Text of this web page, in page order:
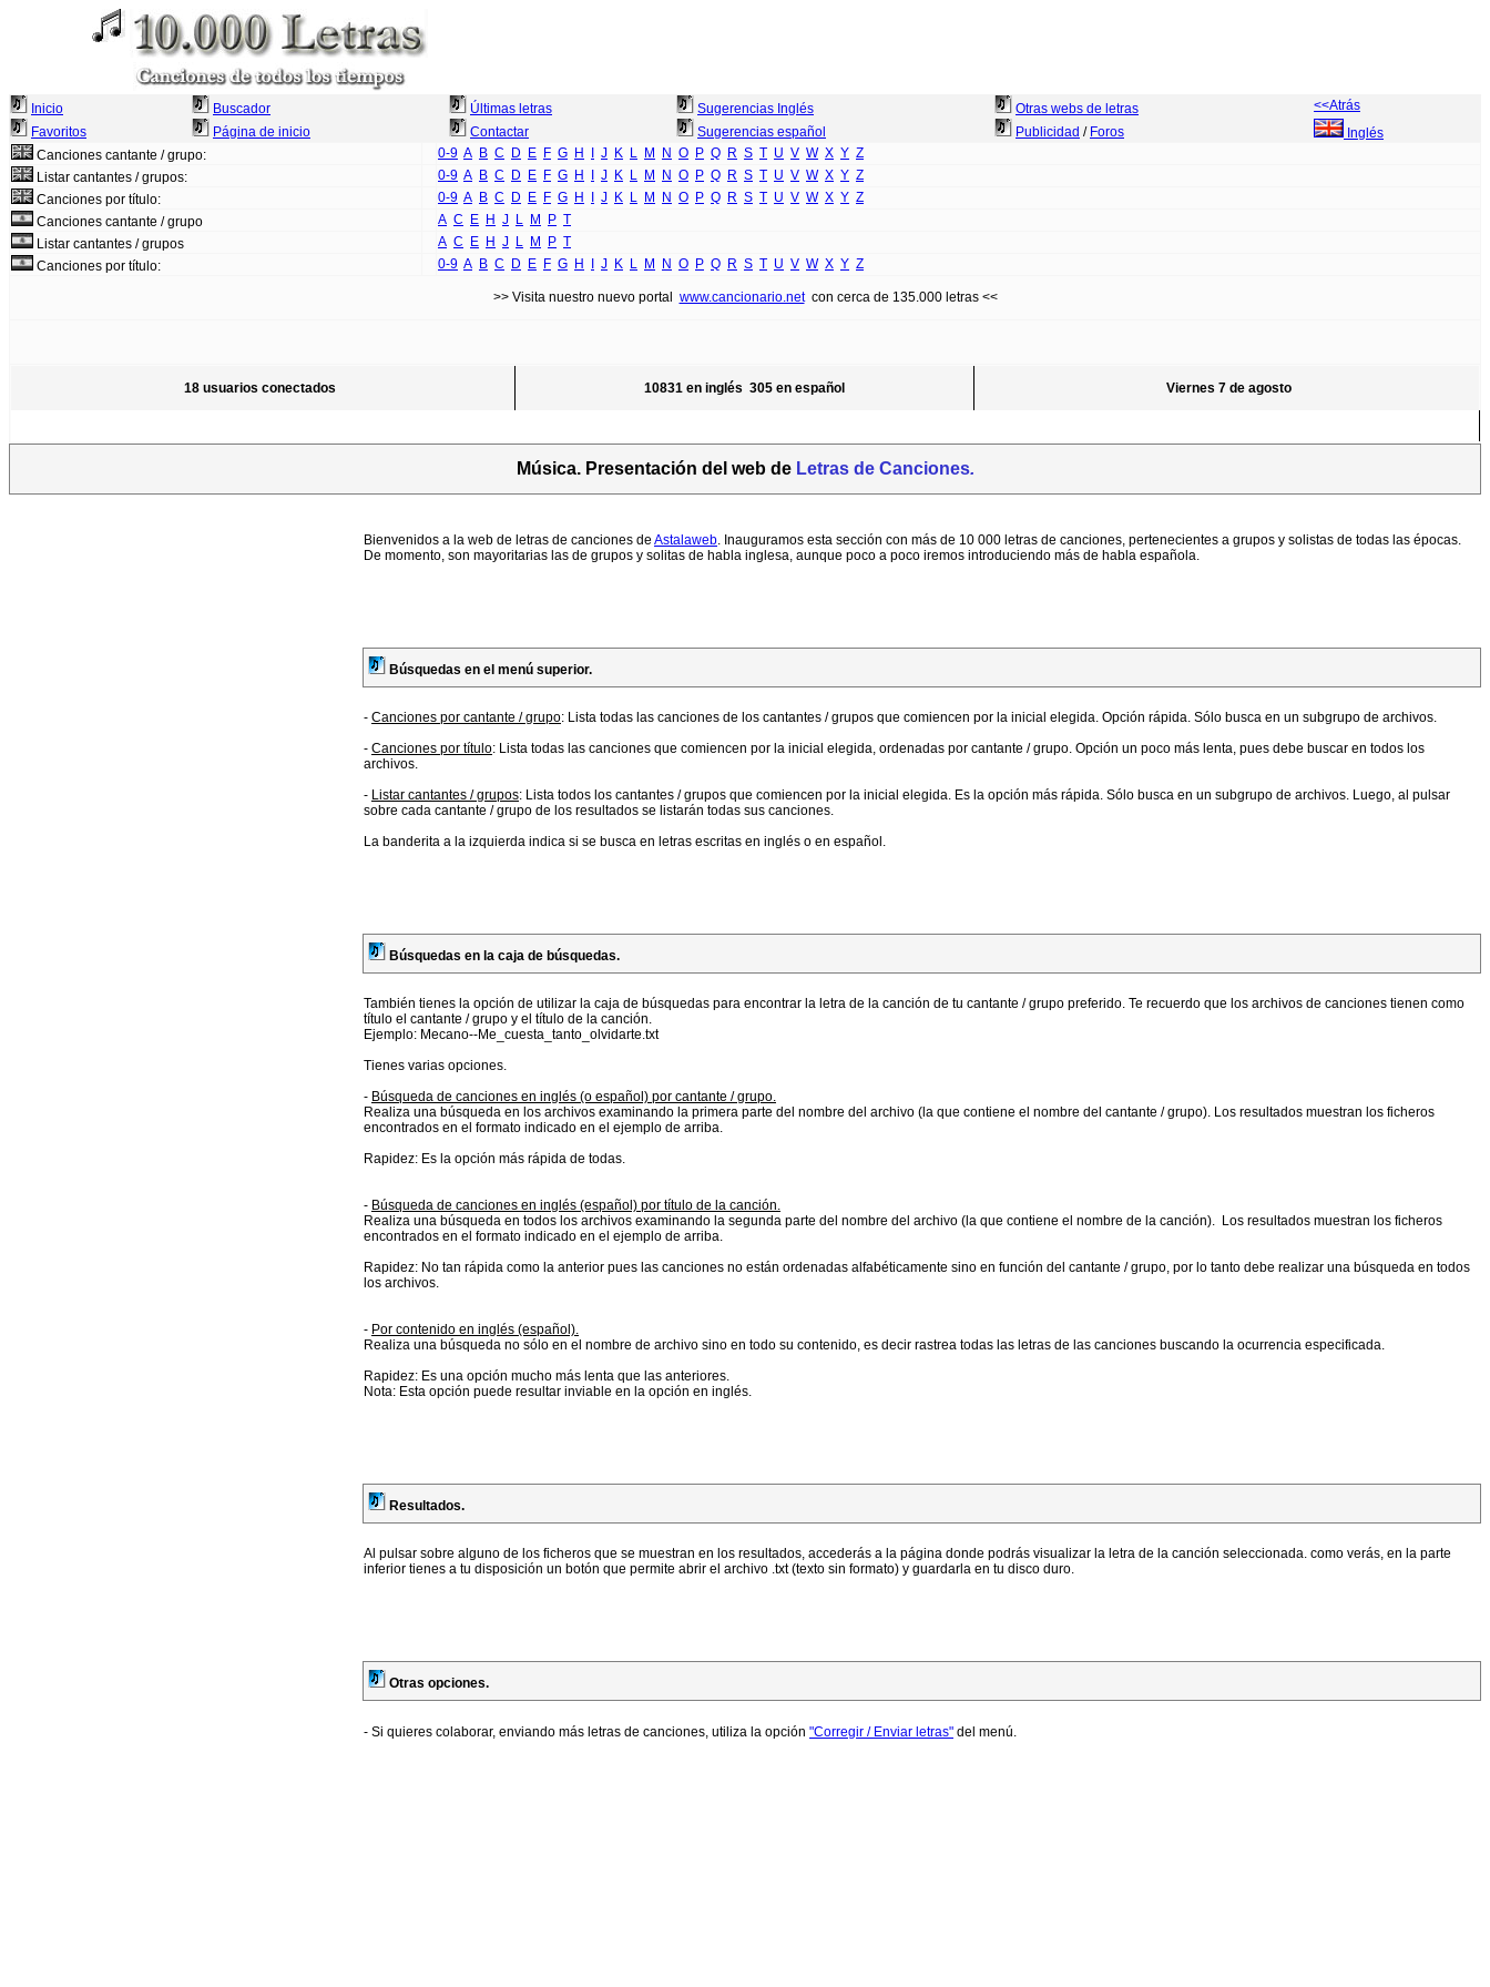
Inicio Buscador Últimas letras Sugerencias Inglés Otras webs de letras
<<Atrás
Favoritos
Página de inicio Contactar Sugerencias español Publicidad / Foros
Inglés
Canciones cantante / grupo:
0-9 A B C D E F G H J K L M N O P Q R S T U V W X Y Z
Listar cantantes / grupos:
0-9 A B C D E F G H J K L M N O P Q R S T U V W X Y Z
Canciones por título:
0-9 A B C D E F G H J K L M N O P Q R S T U V W X Y Z
Canciones cantante / grupo
A C E H J L M P T
Listar cantantes / grupos
A C E H J L M P T
Canciones por título:
0-9 A B C D E F G H J K L M N O P Q R S T U V W X Y Z
>> Visita nuestro nuevo portal www.cancionario.netcon cerca de 135.000 letras <<
18 usuarios conectados 10831 en inglés 305 en español Viernes 7 de agosto
Música. Presentación del web de Letras de Canciones.
Bienvenidos a la web de letras de canciones de Astalaweb. Inauguramos esta sección con más de 10 000 letras de canciones, pertenecientes a grupos y solistas de todas las épocas.
De momento, son mayoritarias las de grupos y solitas de habla inglesa, aunque poco a poco iremos introduciendo más de habla española.
Búsquedas en el menú superior.
- Canciones por cantante / grupo: Lista todas las canciones de los cantantes / grupos que comiencen por la inicial elegida. Opción rápida. Sólo busca en un subgrupo de archivos.
- Canciones por título: Lista todas las canciones que comiencen por la inicial elegida, ordenadas por cantante / grupo. Opción un poco más lenta, pues debe buscar en todos los
archivos.
- Listar cantantes / grupos: Lista todos los cantantes / grupos que comiencen por la inicial elegida. Es la opción más rápida. Sólo busca en un subgrupo de archivos. Luego, al pulsar
sobre cada cantante / grupo de los resultados se listarán todas sus canciones.
La banderita a la izquierda indica si se busca en letras escritas en inglés o en español.
Búsquedas en la caja de búsquedas.
También tienes la opción de utilizar la caja de búsquedas para encontrar la letra de la canción de tu cantante / grupo preferido. Te recuerdo que los archivos de canciones tienen como
título el cantante / grupo y el título de la canción.
Ejemplo: Mecano--Me_cuesta_tanto_olvidarte.txt
Tienes varias opciones.
- Búsqueda de canciones en inglés (o español) por cantante / grupo.
Realiza una búsqueda en los archivos examinando la primera parte del nombre del archivo (la que contiene el nombre del cantante / grupo). Los resultados muestran los ficheros
encontrados en el formato indicado en el ejemplo de arriba.
Rapidez: Es la opción más rápida de todas.
- Búsqueda de canciones en inglés (español) por título de la canción.
Realiza una búsqueda en todos los archivos examinando la segunda parte del nombre del archivo (la que contiene el nombre de la canción). Los resultados muestran los ficheros
encontrados en el formato indicado en el ejemplo de arriba.
Rapidez: No tan rápida como la anterior pues las canciones no están ordenadas alfabéticamente sino en función del cantante / grupo, por lo tanto debe realizar una búsqueda en todos
los archivos.
- Por contenido en inglés (español).
Realiza una búsqueda no sólo en el nombre de archivo sino en todo su contenido, es decir rastrea todas las letras de las canciones buscando la ocurrencia especificada.
Rapidez: Es una opción mucho más lenta que las anteriores.
Nota: Esta opción puede resultar inviable en la opción en inglés.
Resultados.
Al pulsar sobre alguno de los ficheros que se muestran en los resultados, accederás a la página donde podrás visualizar la letra de la canción seleccionada. como verás, en la parte
inferior tienes a tu disposición un botón que permite abrir el archivo .txt (texto sin formato) y guardarla en tu disco duro.
Otras opciones.
- Si quieres colaborar, enviando más letras de canciones, utiliza la opción "Corregir / Enviar letras" del menú.